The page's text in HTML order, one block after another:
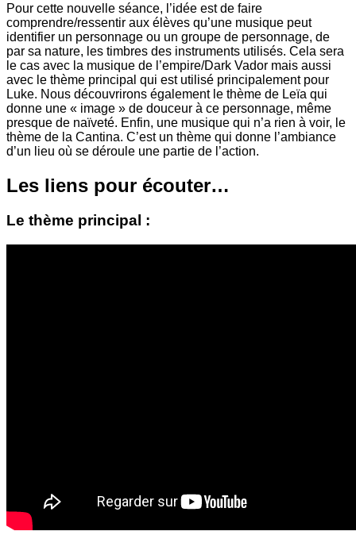
Pour cette nouvelle séance, l’idée est de faire
comprendre/ressentir aux élèves qu’une musique peut
identifier un personnage ou un groupe de personnage, de
par sa nature, les timbres des instruments utilisés. Cela sera
le cas avec la musique de l’empire/Dark Vador mais aussi
avec le thème principal qui est utilisé principalement pour
Luke. Nous découvrirons également le thème de Leïa qui
donne une « image » de douceur à ce personnage, même
presque de naïveté. Enfin, une musique qui n’a rien à voir, le
thème de la Cantina. C’est un thème qui donne l’ambiance
d’un lieu où se déroule une partie de l’action.
Les liens pour écouter…
Le thème principal :